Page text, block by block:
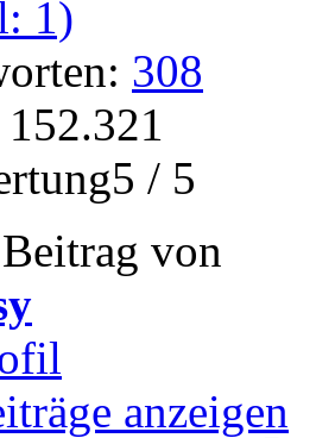
308
/ 5
von
anzeigen